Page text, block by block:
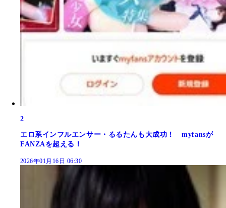
2
エロ系インフルエンサー・るるたんも大成功！ myfansが
FANZAを超える！
2026年01月16日 06:30